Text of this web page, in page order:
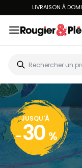
LIVRAISON À
JUSQU'À
- 30 %